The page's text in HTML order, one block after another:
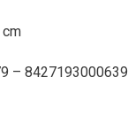
– 8427193000639